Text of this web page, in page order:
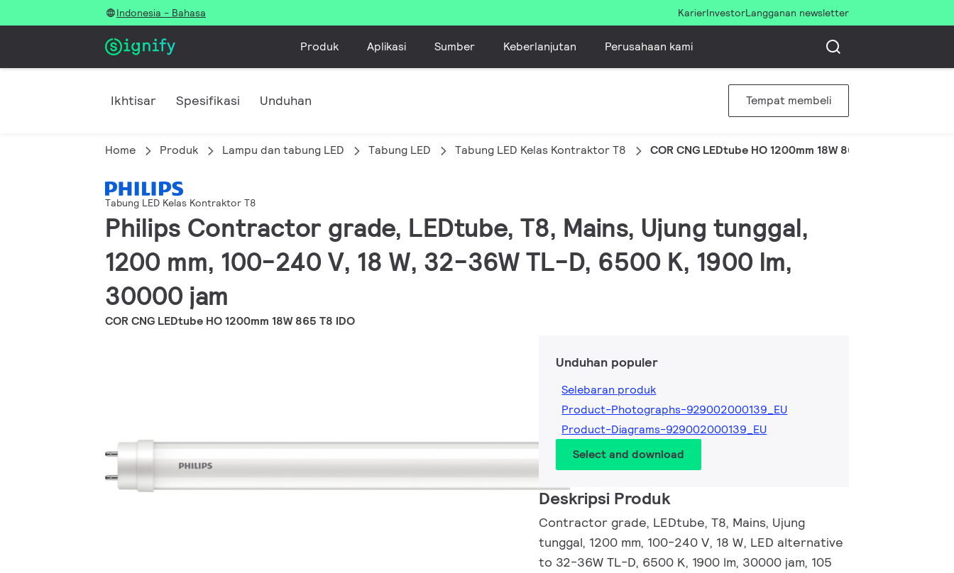
Indonesia - Bahasa KarierInvestorLangganan newsletter
Produk Aplikasi Sumber Keberlanjutan Perusahaan kami
Ikhtisar Spesifikasi Unduhan Tempat membeli
Home Produk Lampu dan tabung LED Tabung LED Tabung LED Kelas Kontraktor T8 COR CNG LEDtube HO 1200mm 18W 865 T8 IDO
Tabung LED Kelas Kontraktor T8
Philips Contractor grade, LEDtube, T8, Mains, Ujung tunggal,
1200 mm, 100-240 V, 18 W, 32-36W TL-D, 6500 K, 1900 lm,
30000 jam
COR CNG LEDtube HO 1200mm 18W 865 T8 IDO
Unduhan populer
Selebaran produk
Product-Photographs-929002000139_EU
Product-Diagrams-929002000139_EU
Select and download
Deskripsi Produk
Contractor grade, LEDtube, T8, Mains, Ujung
tunggal, 1200 mm, 100-240 V, 18 W, LED alternative
to 32-36W TL-D, 6500 K, 1900 lm, 30000 jam, 105